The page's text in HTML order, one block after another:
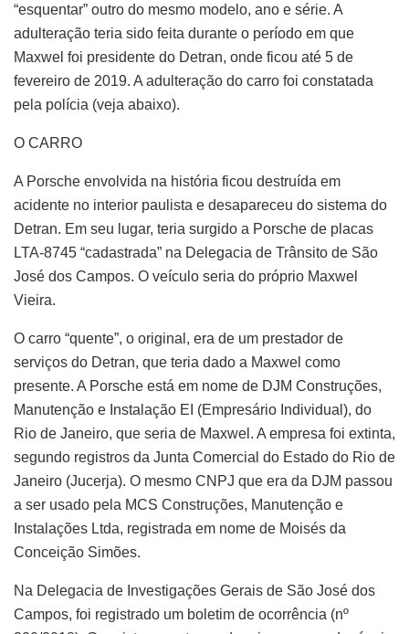
“esquentar” outro do mesmo modelo, ano e série. A
adulteração teria sido feita durante o período em que
Maxwel foi presidente do Detran, onde ficou até 5 de
fevereiro de 2019. A adulteração do carro foi constatada
pela polícia (veja abaixo).
O CARRO
A Porsche envolvida na história ficou destruída em
acidente no interior paulista e desapareceu do sistema do
Detran. Em seu lugar, teria surgido a Porsche de placas
LTA-8745 “cadastrada” na Delegacia de Trânsito de São
José dos Campos. O veículo seria do próprio Maxwel
Vieira.
O carro “quente”, o original, era de um prestador de
serviços do Detran, que teria dado a Maxwel como
presente. A Porsche está em nome de DJM Construções,
Manutenção e Instalação EI (Empresário Individual), do
Rio de Janeiro, que seria de Maxwel. A empresa foi extinta,
segundo registros da Junta Comercial do Estado do Rio de
Janeiro (Jucerja). O mesmo CNPJ que era da DJM passou
a ser usado pela MCS Construções, Manutenção e
Instalações Ltda, registrada em nome de Moisés da
Conceição Simões.
Na Delegacia de Investigações Gerais de São José dos
Campos, foi registrado um boletim de ocorrência (nº